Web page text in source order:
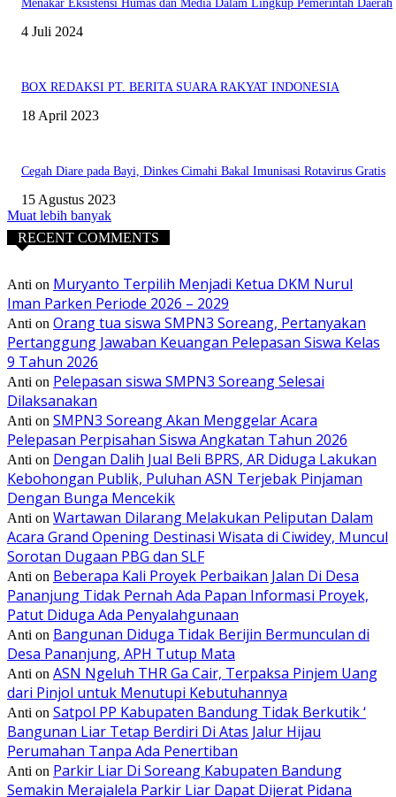
Menakar Eksistensi Humas dan Media Dalam Lingkup Pemerintah Daerah
4 Juli 2024
BOX REDAKSI PT. BERITA SUARA RAKYAT INDONESIA
18 April 2023
Cegah Diare pada Bayi, Dinkes Cimahi Bakal Imunisasi Rotavirus Gratis
15 Agustus 2023
Muat lebih banyak
RECENT COMMENTS
Anti on Muryanto Terpilih Menjadi Ketua DKM Nurul
Iman Parken Periode 2026 – 2029
Anti on Orang tua siswa SMPN3 Soreang, Pertanyakan
Pertanggung Jawaban Keuangan Pelepasan Siswa Kelas
9 Tahun 2026
Anti on Pelepasan siswa SMPN3 Soreang Selesai
Dilaksanakan
Anti on SMPN3 Soreang Akan Menggelar Acara
Pelepasan Perpisahan Siswa Angkatan Tahun 2026
Anti on Dengan Dalih Jual Beli BPRS, AR Diduga Lakukan
Kebohongan Publik, Puluhan ASN Terjebak Pinjaman
Dengan Bunga Mencekik
Anti on Wartawan Dilarang Melakukan Peliputan Dalam
Acara Grand Opening Destinasi Wisata di Ciwidey, Muncul
Sorotan Dugaan PBG dan SLF
Anti on Beberapa Kali Proyek Perbaikan Jalan Di Desa
Pananjung Tidak Pernah Ada Papan Informasi Proyek,
Patut Diduga Ada Penyalahgunaan
Anti on Bangunan Diduga Tidak Berijin Bermunculan di
Desa Pananjung, APH Tutup Mata
Anti on ASN Ngeluh THR Ga Cair, Terpaksa Pinjem Uang
dari Pinjol untuk Menutupi Kebutuhannya
Anti on Satpol PP Kabupaten Bandung Tidak Berkutik ‘
Bangunan Liar Tetap Berdiri Di Atas Jalur Hijau
Perumahan Tanpa Ada Penertiban
Anti on Parkir Liar Di Soreang Kabupaten Bandung
Semakin Merajalela Parkir Liar Dapat Dijerat Pidana